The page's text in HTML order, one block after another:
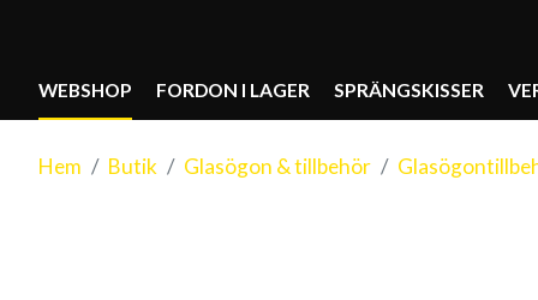
WEBSHOP FORDON I LAGER SPRÄNGSKISSER
Hem Butik Glasögon & tillbehör